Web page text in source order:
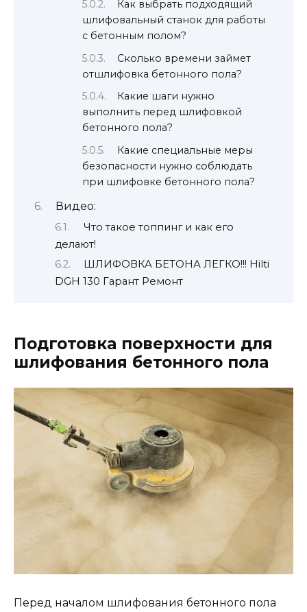
Как выбрать подходящий
шлифовальный станок для работы
с бетонным полом?
Сколько времени займет
отшлифовка бетонного пола?
Какие шаги нужно
выполнить перед шлифовкой
бетонного пола?
Какие специальные меры
безопасности нужно соблюдать
при шлифовке бетонного пола?
Видео:
Что такое топпинг и как его
делают!
ШЛИФОВКА БЕТОНА ЛЕГКО!!! Hilti
DGH 130 Гарант Ремонт
Подготовка поверхности для
шлифования бетонного пола
Перед началом шлифования бетонного пола